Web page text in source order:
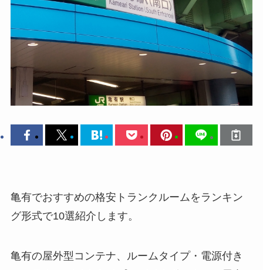
亀有でおすすめの格安トランクルームをランキン
グ形式で10選紹介します。
亀有の屋外型コンテナ、ルームタイプ・電源付き